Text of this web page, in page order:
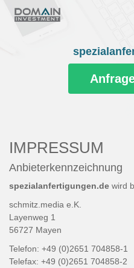
IMPRESSUM
Anbieterkennzeichnung
spezialanfertigungen.de wird
schmitz.media e.K.
Layenweg 1
56727 Mayen
Telefon: +49 (0)2651 704858-1
Telefax: +49 (0)2651 704858-2